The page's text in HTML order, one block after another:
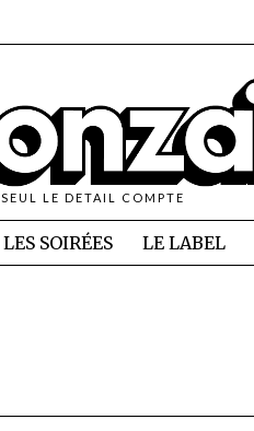
SEUL LE DETAIL COMPTE
LES SOIRÉES LE LABEL